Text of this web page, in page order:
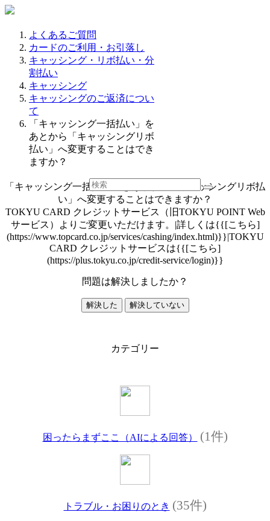
よくあるご質問
カードのご利用・お引落し
キャッシング・リボ払い・分
割払い
キャッシング
キャッシングのご返済につい
て
「キャッシング一括払い」を
あとから「キャッシングリボ
払い」へ変更することはでき
ますか？
「キャッシング一括払い」をあとから「キャッシングリボ払
い」へ変更することはできますか？
TOKYU CARD クレジットサービス（旧TOKYU POINT Web
サービス）よりご変更いただけます。|詳しくは{{[こちら]
(https://www.topcard.co.jp/services/cashing/index.html)}}|TOKYU
CARD クレジットサービスは{{[こちら]
(https://plus.tokyu.co.jp/credit-service/login)}}
問題は解決しましたか？
解決した 解決していない
カテゴリー
困ったらまずここ（AIによる回答） (1件)
トラブル・お困りのとき (35件)